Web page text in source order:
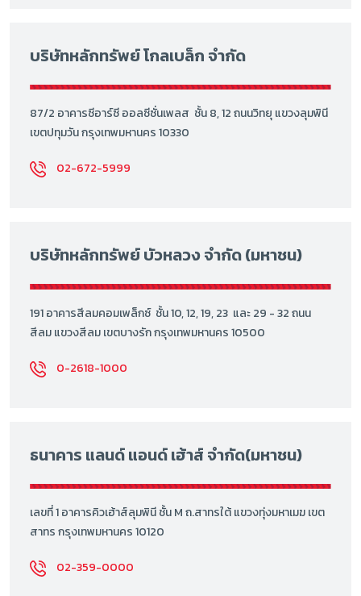
บริษัทหลักทรัพย์ โกลเบล็ก จำกัด
87/2 อาคารซีอาร์ซี ออลซีซั่นเพลส ชั้น 8, 12 ถนนวิทยุ แขวงลุมพินี
เขตปทุมวัน กรุงเทพมหานคร 10330
02-672-5999
บริษัทหลักทรัพย์ บัวหลวง จำกัด (มหาชน)
191 อาคารสีลมคอมเพล็กซ์ ชั้น 10, 12, 19, 23 และ 29 - 32 ถนน
สีลม แขวงสีลม เขตบางรัก กรุงเทพมหานคร 10500
0-2618-1000
ธนาคาร แลนด์ แอนด์ เฮ้าส์ จำกัด(มหาชน)
เลขที่ 1 อาคารคิวเฮ้าส์ลุมพินี ชั้น M ถ.สาทรใต้ แขวงทุ่งมหาเมฆ เขต
สาทร กรุงเทพมหานคร 10120
02-359-0000